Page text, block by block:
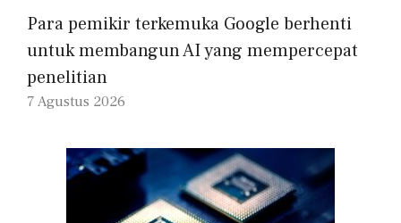
Para pemikir terkemuka Google berhenti
untuk membangun AI yang mempercepat
penelitian
7 Agustus 2026